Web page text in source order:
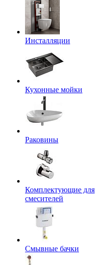
Инсталляции
Кухонные мойки
Раковины
Комплектующие для
смесителей
Смывные бачки